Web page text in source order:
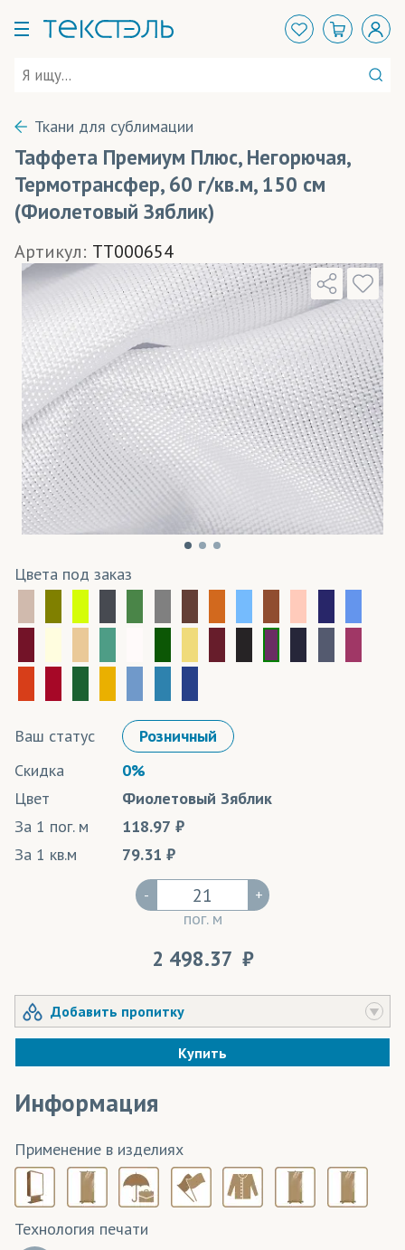
Ткани для сублимации
Таффета Премиум Плюс, Негорючая,
Термотрансфер, 60 г/кв.м, 150 см
(Фиолетовый Зяблик)
Артикул: TT000654
Цвета под заказ
Ваш статус
Розничный
Скидка
0%
Цвет
Фиолетовый Зяблик
За 1 пог. м
118.97
За 1 кв.м
79.31
-
пог. м
+
2 498.37
Добавить пропитку
Купить
Информация
Применение в изделиях
Технология печати